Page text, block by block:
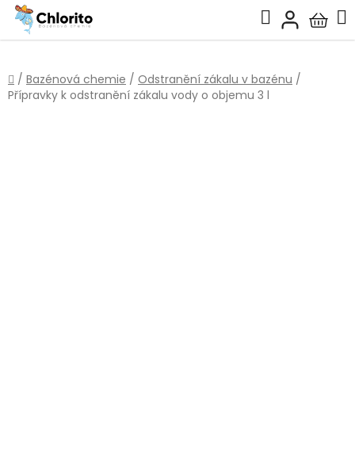
Přejít
obsah
Hledat
košík
Domů
/ Bazénová chemie / Odstranění zákalu v bazénu /
Přípravky k odstranění zákalu vody o objemu 3 l